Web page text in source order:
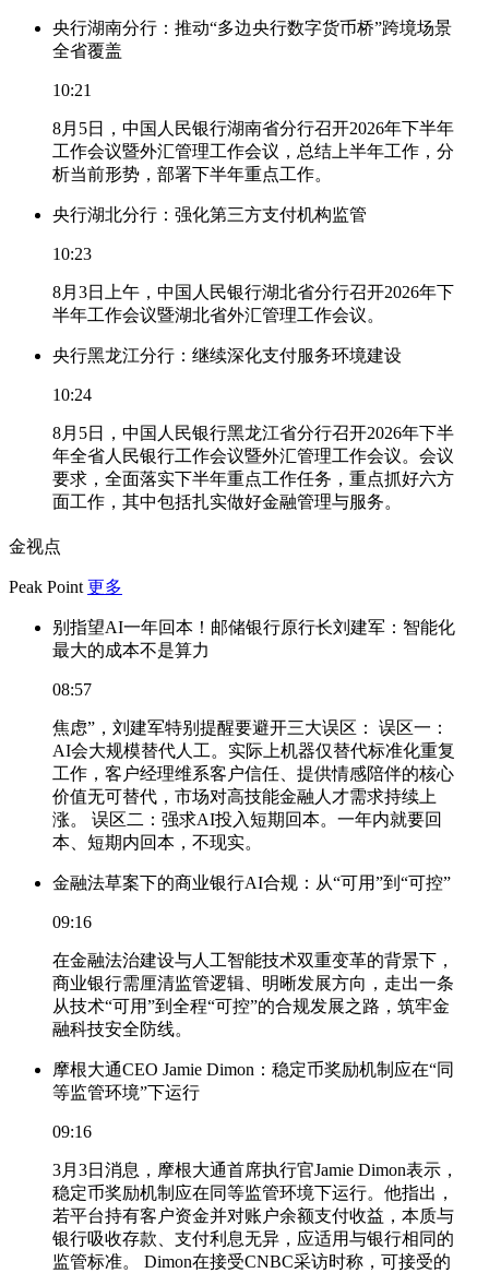
央行湖南分行：推动“多边央行数字货币桥”跨境场景
全省覆盖
10:21
8月5日，中国人民银行湖南省分行召开2026年下半年
工作会议暨外汇管理工作会议，总结上半年工作，分
析当前形势，部署下半年重点工作。
央行湖北分行：强化第三方支付机构监管
10:23
8月3日上午，中国人民银行湖北省分行召开2026年下
半年工作会议暨湖北省外汇管理工作会议。
央行黑龙江分行：继续深化支付服务环境建设
10:24
8月5日，中国人民银行黑龙江省分行召开2026年下半
年全省人民银行工作会议暨外汇管理工作会议。会议
要求，全面落实下半年重点工作任务，重点抓好六方
面工作，其中包括扎实做好金融管理与服务。
金视点
Peak Point 更多
别指望AI一年回本！邮储银行原行长刘建军：智能化
最大的成本不是算力
08:57
焦虑”，刘建军特别提醒要避开三大误区： 误区一：
AI会大规模替代人工。实际上机器仅替代标准化重复
工作，客户经理维系客户信任、提供情感陪伴的核心
价值无可替代，市场对高技能金融人才需求持续上
涨。 误区二：强求AI投入短期回本。一年内就要回
本、短期内回本，不现实。
金融法草案下的商业银行AI合规：从“可用”到“可控”
09:16
在金融法治建设与人工智能技术双重变革的背景下，
商业银行需厘清监管逻辑、明晰发展方向，走出一条
从技术“可用”到全程“可控”的合规发展之路，筑牢金
融科技安全防线。
摩根大通CEO Jamie Dimon：稳定币奖励机制应在“同
等监管环境”下运行
09:16
3月3日消息，摩根大通首席执行官Jamie Dimon表示，
稳定币奖励机制应在同等监管环境下运行。他指出，
若平台持有客户资金并对账户余额支付收益，本质与
银行吸收存款、支付利息无异，应适用与银行相同的
监管标准。 Dimon在接受CNBC采访时称，可接受的